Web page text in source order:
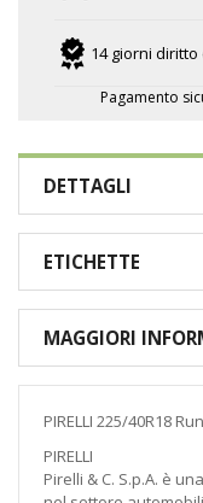
14 giorni
Pagamento
DETTAGLI
ETICHETTE
MAGGIORI
PIRELLI 225/40R18
PIRELLI
Pirelli & C. S.p.A. è